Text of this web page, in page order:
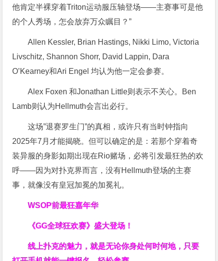
他肯定半裸穿着Triton运动服压轴登场——主赛事可是他
的个人秀场，怎会放弃万众瞩目？”
Allen Kessler, Brian Hastings, Nikki Limo, Victoria
Livschitz, Shannon Shorr, David Lappin, Dara
O’Kearney和Ari Engel 均认为他一定会参赛。
Alex Foxen 和Jonathan Little则表示不关心。Ben
Lamb则认为Hellmuth会言出必行。
这场”退赛罗生门”的真相，或许只有当时钟指向
2025年7月才能揭晓。但可以确定的是：若那个穿着奇
装异服的身影如期出现在Rio赌场，必将引发最狂热的欢
呼——因为对扑克界而言，没有Hellmuth登场的主赛
事，就像没有皇冠加冕的加冕礼。
WSOP前最狂嘉年华
《GG全球狂欢赛》盛大登场！
线上扑克的魅力，就是无论你身处何时何地，只要